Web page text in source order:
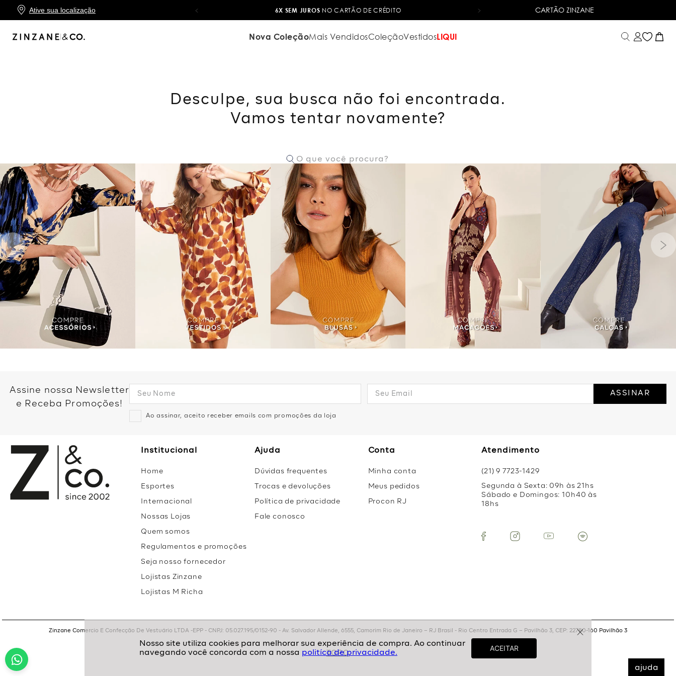
Ative sua localização
TROCA FÁCIL 6X SEM JUROS NO CARTÃO DE CRÉDITO ENTREGA RÁPIDAPARA TODO BRASIL. *CONSULTE
CARTÃO ZINZANE
Nova ColeçãoMais VendidosColeçãoVestidosLIQUI
ajuda
politíca de privacidade.
Desculpe, sua busca não foi encontrada.
Vamos tentar novamente?
Assine nossa Newsletter
e Receba Promoções!
Ao assinar, aceito receber emails com promoções da loja
ASSINAR
Institucional
Home
Esportes
Internacional
Nossas Lojas
Quem somos
Regulamentos e promoções
Seja nosso fornecedor
Lojistas Zinzane
Lojistas M Richa
Ajuda
Dúvidas frequentes
Trocas e devoluções
Política de privacidade
Fale conosco
Conta
Minha conta
Meus pedidos
Procon RJ
Atendimento
(21) 9 7723-1429
Segunda à Sexta: 09h às 21hs
Sábado e Domingos: 10h40 às
18hs
Zinzane Comercio E Confecção De Vestuário LTDA -EPP - CNPJ: 05.027.195/0152-90 - Av. Salvador Allende, 6555, Camorim Rio de Janeiro – RJ Brasil - Rio Centro Entrada G – Pavilhão 3, CEP: 22780-160 Pavilhão 3
TOPO